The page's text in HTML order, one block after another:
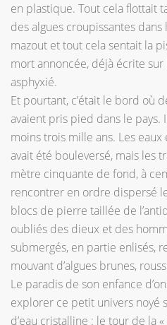
en plastique. Tout cela flottait
des algues croupissantes
mazout et tout cela sentait la
mort annoncée, déjà écrite sur
asphyxié.
Et pourtant, c’était le bord où
avaient pris pied dans le pays.
moins trois mille ans. Les
avait été bouleversé, mais les
mètre cinquante de fond, à
rencontrer en ordre dispersé
blocs de pierre taillée de
oubliés des dieux et des
submergés, en partie enlisés,
mouvant d’algues brunes,
Le paradis de son enfance
explorer ce petit univers noyé
d’eau cristalline : le tour de la